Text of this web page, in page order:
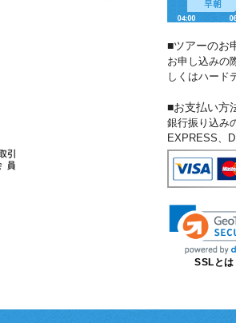
■ツアーのお
お申し込みの
しくはハード
■お支払い方
銀行振り込み
EXPRESS、
SSLとは